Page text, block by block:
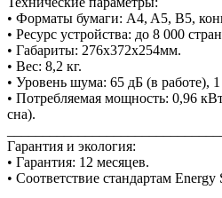
• Форматы бумаги: A4, A5, B5,
• Ресурс устройства: до 8 000
• Габариты: 276x372x254мм.
• Вес: 8,2 кг.
• Уровень шума: 65 дБ (в работе),
• Потребляемая мощность: 0,96
сна).
Гарантия и экология:
• Гарантия: 12 месяцев.
• Соответствие стандартам Energy